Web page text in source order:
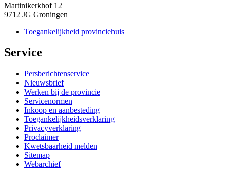
Martinikerkhof 12
9712 JG Groningen
Toegankelijkheid provinciehuis
Service
Persberichtenservice
Nieuwsbrief
Werken bij de provincie
Servicenormen
Inkoop en aanbesteding
Toegankelijkheidsverklaring
Privacyverklaring
Proclaimer
Kwetsbaarheid melden
Sitemap
Webarchief